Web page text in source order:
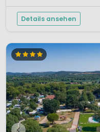
schimmernden W...
Details ansehen